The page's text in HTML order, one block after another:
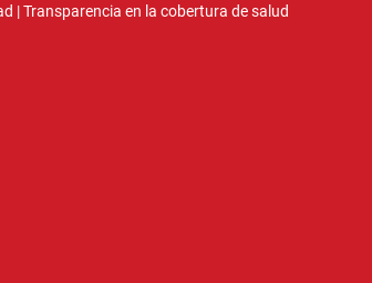
|Transparencia en la cobertura de salud